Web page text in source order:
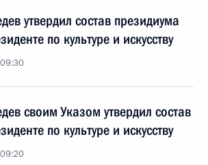
утвердил состав президиума
по культуре и искусству
своим Указом утвердил состав
по культуре и искусству